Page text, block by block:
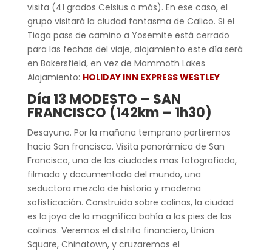
visita (41 grados Celsius o más). En ese caso, el
grupo visitará la ciudad fantasma de Calico. Si el
Tioga pass de camino a Yosemite está cerrado
para las fechas del viaje, alojamiento este día será
en Bakersfield, en vez de Mammoth Lakes
Alojamiento: HOLIDAY INN EXPRESS WESTLEY
Día 13 MODESTO – SAN
FRANCISCO (142km – 1h30)
Desayuno. Por la mañana temprano partiremos
hacia San francisco. Visita panorámica de San
Francisco, una de las ciudades mas fotografiada,
filmada y documentada del mundo, una
seductora mezcla de historia y moderna
sofisticación. Construida sobre colinas, la ciudad
es la joya de la magnífica bahía a los pies de las
colinas. Veremos el distrito financiero, Union
Square, Chinatown, y cruzaremos el